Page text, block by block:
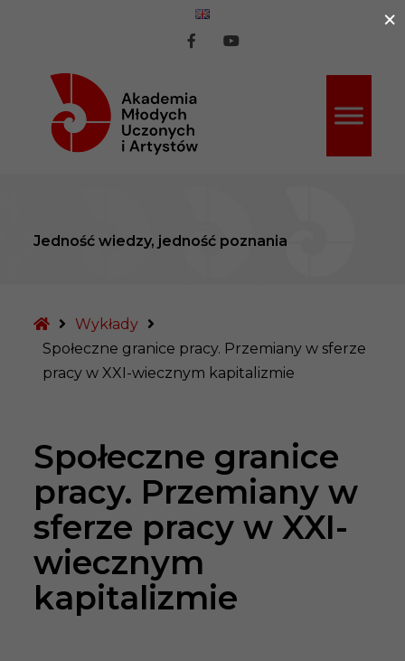
na
Facebook
Jedność wiedzy, jedność poznania
Strona
główna
Wykłady
Społeczne granice pracy. Przemiany w sferze
pracy w XXI-wiecznym kapitalizmie
Społeczne granice
pracy. Przemiany w
sferze pracy w XXI-
wiecznym
kapitalizmie
×